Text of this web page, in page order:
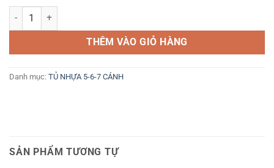
Tủ 5 cánh khung óc cánh trắng số lượng
THÊM VÀO GIỎ HÀNG
Danh mục: TỦ NHỰA 5-6-7 CÁNH
SẢN PHẨM TƯƠNG TỰ